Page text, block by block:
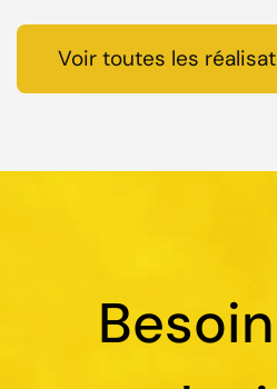
Voir toutes les